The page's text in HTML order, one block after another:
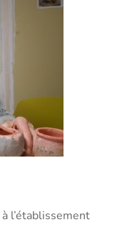
l’établissement